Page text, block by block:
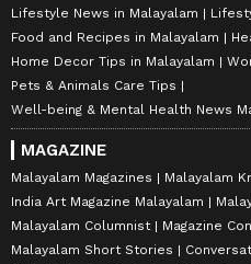
Lifestyle News in Malayalam
Food and Recipes in Malayalam
Home Decor Tips in Malayalam
Pets & Animals Care Tips
Well-being & Mental Health News
MAGAZINE
Malayalam Magazines
Malayalam
India Art Magazine Malayalam
Malayalam Columnist
Magazine
Malayalam Short Stories